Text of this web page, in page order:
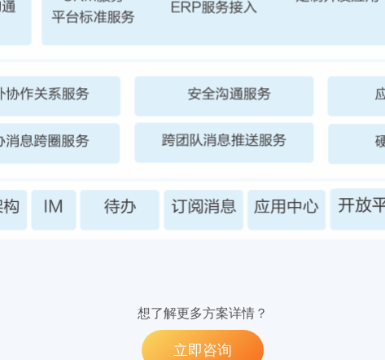
想了解更多方案详情？
立即咨询